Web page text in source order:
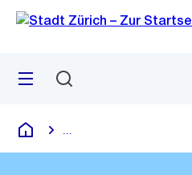
Navigation
Sprunglink
Menü
Deutsch